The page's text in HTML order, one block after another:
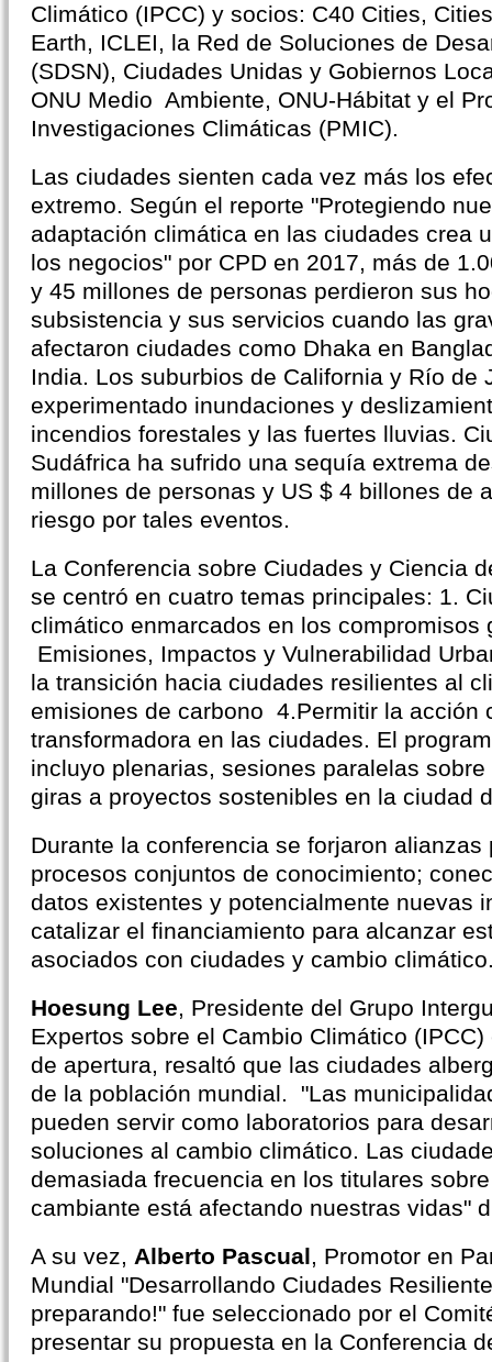
Climático (IPCC) y socios: C40 Cities,
Earth, ICLEI, la Red de Soluciones de
(SDSN), Ciudades Unidas y Gobiernos
ONU Medio Ambiente, ONU-Hábitat y el
Investigaciones Climáticas (PMIC).
Las ciudades sienten cada vez más los
extremo. Según el reporte "Protegiendo
adaptación climática en las ciudades crea
los negocios" por CPD en 2017, más de
y 45 millones de personas perdieron sus
subsistencia y sus servicios cuando las
afectaron ciudades como Dhaka en
India. Los suburbios de California y Río de
experimentado inundaciones y
incendios forestales y las fuertes lluvias.
Sudáfrica ha sufrido una sequía extrema
millones de personas y US $ 4 billones de
riesgo por tales eventos.
La Conferencia sobre Ciudades y Ciencia
se centró en cuatro temas principales: 1.
climático enmarcados en los compromisos
Emisiones, Impactos y Vulnerabilidad
la transición hacia ciudades resilientes al
emisiones de carbono 4.Permitir la acción
transformadora en las ciudades. El
incluyo plenarias, sesiones paralelas
giras a proyectos sostenibles en la ciudad
Durante la conferencia se forjaron alianzas
procesos conjuntos de conocimiento;
datos existentes y potencialmente nuevas
catalizar el financiamiento para alcanzar
asociados con ciudades y cambio
Hoesung Lee, Presidente del Grupo
Expertos sobre el Cambio Climático
de apertura, resaltó que las ciudades
de la población mundial. "Las
pueden servir como laboratorios para
soluciones al cambio climático. Las
demasiada frecuencia en los titulares
cambiante está afectando nuestras vidas"
A su vez, Alberto Pascual, Promotor en
Mundial "Desarrollando Ciudades
preparando!" fue seleccionado por el
presentar su propuesta en la Conferencia